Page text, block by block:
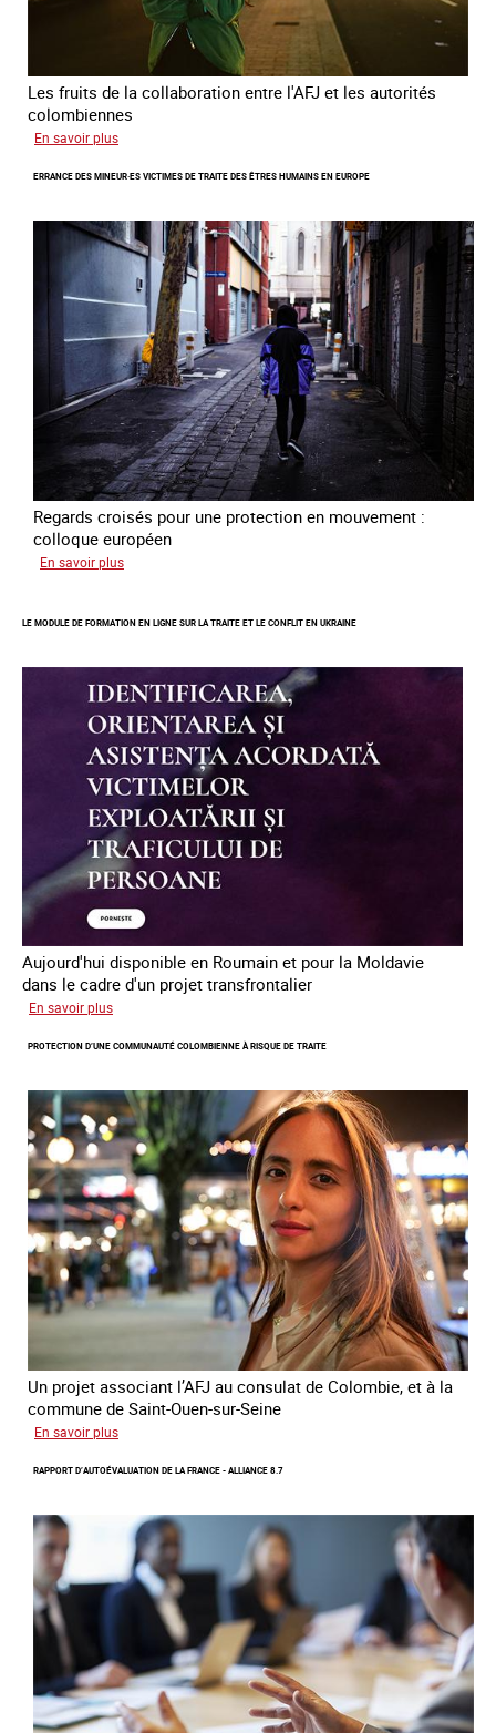
Les fruits de la collaboration entre l'AFJ et les autorités
colombiennes
En savoir plus
la
en
partenariat
avec
Colombie
ERRANCE DES MINEUR·ES VICTIMES DE TRAITE DES ÊTRES HUMAINS EN EUROPE
Regards croisés pour une protection en mouvement :
colloque européen
En savoir plus
mineur·es
de
traite
des
êtres
humains
en
Europe
LE MODULE DE FORMATION EN LIGNE SUR LA TRAITE ET LE CONFLIT EN UKRAINE
Aujourd'hui disponible en Roumain et pour la Moldavie
dans le cadre d'un projet transfrontalier
En savoir plus
module
formation
en
ligne
sur
traite
et
le
conflit
en
PROTECTION D’UNE COMMUNAUTÉ COLOMBIENNE À RISQUE DE TRAITE
Un projet associant l’AFJ au consulat de Colombie, et à la
commune de Saint-Ouen-sur-Seine
En savoir plus
d’une
colombienne
risque
de
RAPPORT D’AUTOÉVALUATION DE LA FRANCE - ALLIANCE 8.7